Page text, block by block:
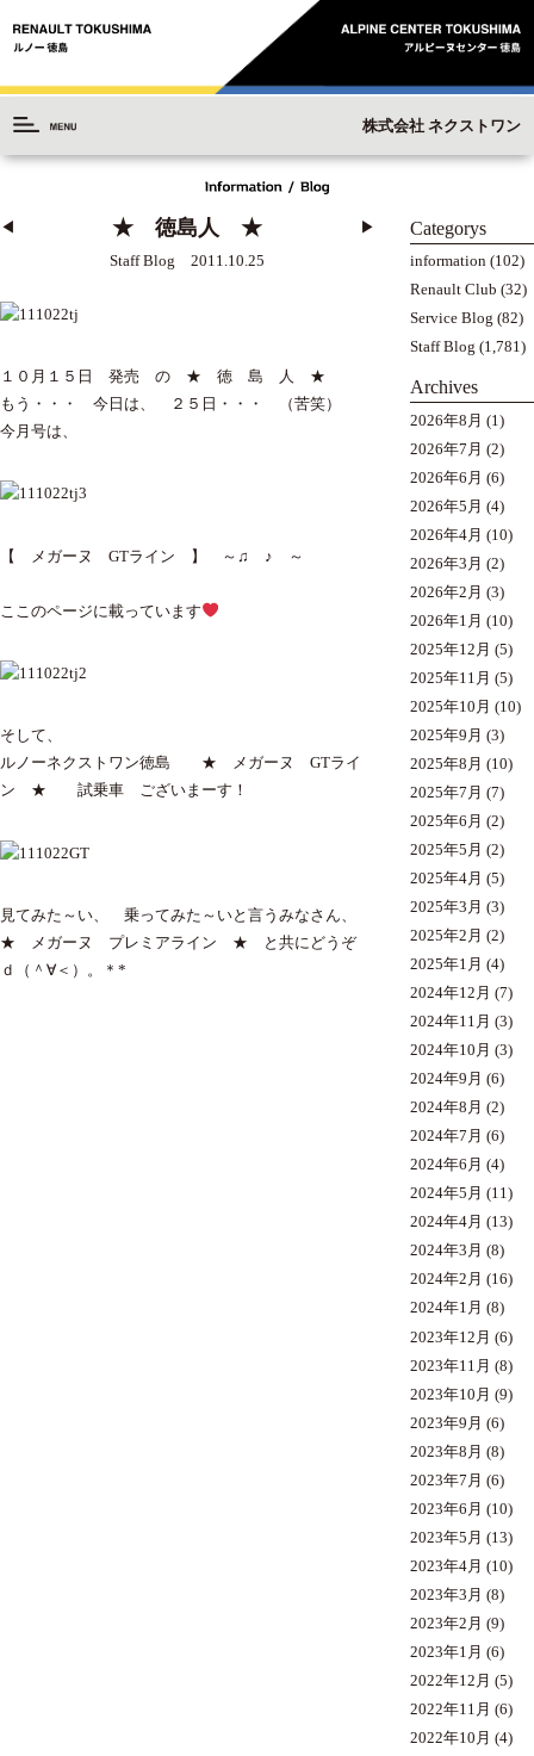
株式会社 ネクストワン
◀︎ ★ 徳島人 ★
Staff Blog 2011.10.25
▶︎
１０月１５日 発売 の ★ 徳 島 人 ★
もう・・・ 今日は、 ２５日・・・ （苦笑）
今月号は、
【 メガーヌ GTライン 】 ～♫ ♪ ～
ここのページに載っています
そして、
ルノーネクストワン徳島 ★ メガーヌ GTライ
ン ★ 試乗車 ございまーす！
見てみた～い、 乗ってみた～いと言うみなさん、
★ メガーヌ プレミアライン ★ と共にどうぞ
ｄ（＾∀＜）。＊*
Categorys
information (102)
Renault Club (32)
Service Blog (82)
Staff Blog (1,781)
Archives
2026年8月 (1)
2026年7月 (2)
2026年6月 (6)
2026年5月 (4)
2026年4月 (10)
2026年3月 (2)
2026年2月 (3)
2026年1月 (10)
2025年12月 (5)
2025年11月 (5)
2025年10月 (10)
2025年9月 (3)
2025年8月 (10)
2025年7月 (7)
2025年6月 (2)
2025年5月 (2)
2025年4月 (5)
2025年3月 (3)
2025年2月 (2)
2025年1月 (4)
2024年12月 (7)
2024年11月 (3)
2024年10月 (3)
2024年9月 (6)
2024年8月 (2)
2024年7月 (6)
2024年6月 (4)
2024年5月 (11)
2024年4月 (13)
2024年3月 (8)
2024年2月 (16)
2024年1月 (8)
2023年12月 (6)
2023年11月 (8)
2023年10月 (9)
2023年9月 (6)
2023年8月 (8)
2023年7月 (6)
2023年6月 (10)
2023年5月 (13)
2023年4月 (10)
2023年3月 (8)
2023年2月 (9)
2023年1月 (6)
2022年12月 (5)
2022年11月 (6)
2022年10月 (4)